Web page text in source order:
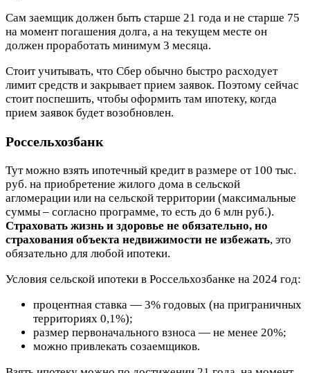
Сам заемщик должен быть старше 21 года и не старше 75
на момент погашения долга, а на текущем месте он
должен проработать минимум 3 месяца.
Стоит учитывать, что Сбер обычно быстро расходует
лимит средств и закрывает прием заявок. Поэтому сейчас
стоит поспешить, чтобы оформить там ипотеку, когда
прием заявок будет возобновлен.
Россельхозбанк
Тут можно взять ипотечный кредит в размере от 100 тыс.
руб. на приобретение жилого дома в сельской
агломерации или на сельской территории (максимальные
суммы – согласно программе, то есть до 6 млн руб.).
Страховать жизнь и здоровье не обязательно, но
страхования объекта недвижимости не избежать, это
обязательно для любой ипотеки.
Условия сельской ипотеки в Россельхозбанке на 2024 год:
процентная ставка — 3% годовых (на приграничных
территориях 0,1%);
размер первоначального взноса — не менее 20%;
можно привлекать созаемщиков.